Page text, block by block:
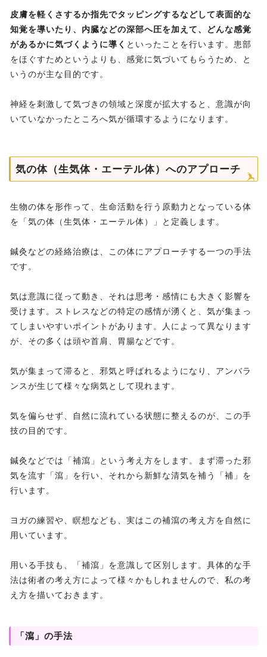
皮膚を軽くさするか指先でタッピングするなどして表面的な
知覚を導いたり、内臓などの深部へ圧を加えて、どんな感覚
があるかに気づくように導く といったことを行います。患部
をほぐすためというよりも、感覚に気づいてもらうため、と
いうのが主な目的です。
神経を刺激して気づきの領域と深度が拡大すると、意識が向
いていなかったところへ気が循環するようになります。
気の体（生気体・エーテル体）へのアプローチ
生物の体を形作って、生命活動を行う原動力となっている体
を「気の体（生気体・エーテル体）」と定義します。
鍼灸などの経絡治療は、この体にアプローチする一つの手法
です。
気は意識に従って動き、それは思考・感情にも大きく影響を
受けます。ストレスなどの特定の感情が湧くと、気が集まっ
てしまいやすいポイントがあります。人によって異なります
が、その多くは頭や首肩、胃腸などです。
気が集まって滞ると、邪気と呼ばれるようになり、アンバラ
ンスが生じて様々な病気として現れます。
気を偏らせず、自然に流れている状態に整えるのが、この手
技の目的です。
鍼灸などでは「補瀉」という考え方をします。まず滞った邪
気を流す「瀉」を行い、それから新鮮な清気を補う「補」を
行います。
ヨガの練習や、瞑想なども、実はこの補瀉の考え方を自然に
用いています。
用いる手技も、「補瀉」を意識して区別します。具体的な手
法は術者の考え方によって様々かもしれませんので、私の考
え方を描いておきます。
「瀉」の手法